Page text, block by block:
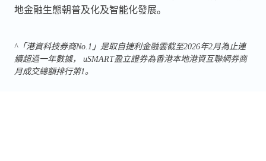
地金融生態朝普及化及智能化發展。
^「港資科技券商No.1」是取自捷利金融雲截至2026年2月為止連
續超過一年數據， uSMART盈立證券為香港本地港資互聯網券商
月成交總額排行第1。